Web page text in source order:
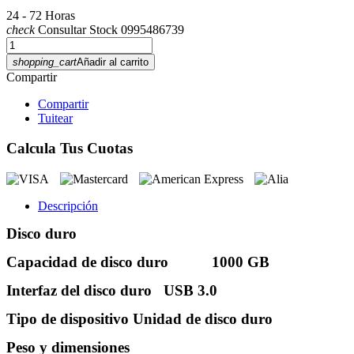
24 - 72 Horas
checkConsultar Stock 0995486739
shopping_cartAñadir al carrito
Compartir
Compartir
Tuitear
Calcula Tus Cuotas
Descripción
Disco duro
Capacidad de disco duro
1000 GB
Interfaz del disco duro
USB 3.0
Tipo de dispositivo Unidad de disco duro
Peso y dimensiones